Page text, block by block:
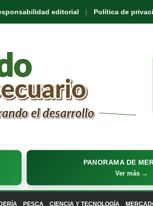
editorial Política de
PANORAMA DE
Ver más →
PESCA CIENCIA Y TECNOLOGÍA